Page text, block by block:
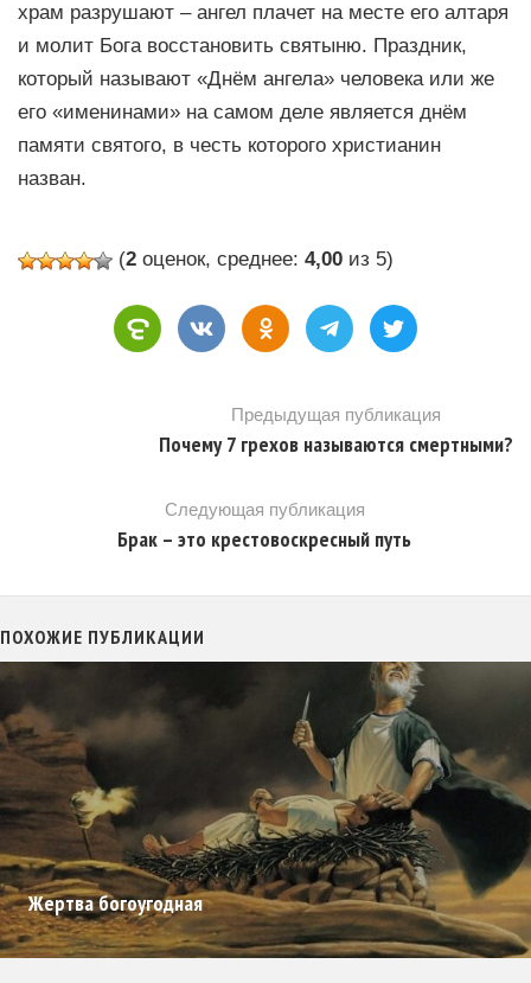
храм разрушают – ангел плачет на месте его алтаря
и молит Бога восстановить святыню. Праздник,
который называют «Днём ангела» человека или же
его «именинами» на самом деле является днём
памяти святого, в честь которого христианин
назван.
(2 оценок, среднее: 4,00 из 5)
Предыдущая публикация
Почему 7 грехов называются смертными?
Следующая публикация
Брак – это крестовоскресный путь
ПОХОЖИЕ ПУБЛИКАЦИИ
Жертва богоугодная